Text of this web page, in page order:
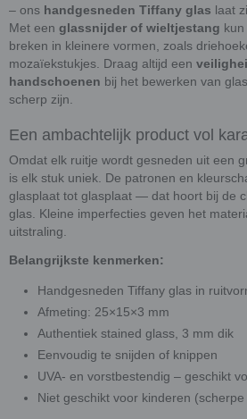
– ons handgesneden Tiffany glas laat
Met een glassnijder of wieltjestang
breken in kleinere vormen, zoals
mozaïekstukjes. Draag altijd een
handschoenen bij het bewerken van
scherp zijn.
Een ambachtelijk product vol
Omdat elk ruitje wordt gesneden uit een
is elk stuk uniek. De patronen en
glasplaat tot glasplaat — dat hoort bij de
glas. Kleine imperfecties geven het
uitstraling.
Belangrijkste kenmerken:
Handgesneden Tiffany glas in
Afmeting: 25×15×3 mm
Authentiek stained glass, 3 mm dik
Eenvoudig te snijden of knippen
UVA- en vorstbestendig – geschikt
Niet geschikt voor kinderen